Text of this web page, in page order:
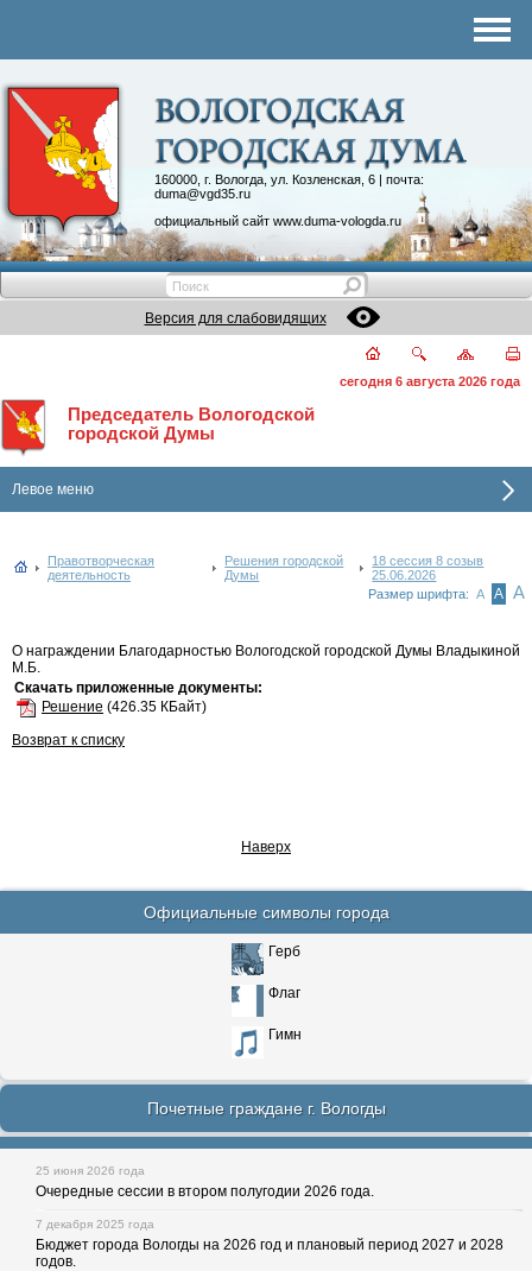
160000, г. Вологда, ул. Козленская, 6 | почта:
duma@vgd35.ru
официальный сайт www.duma-vologda.ru
Контакты
Депутатские объединения
Версия для слабовидящих
сегодня 6 августа 2026 года
Председатель Вологодской
городской Думы
Левое меню
Правотворческая
деятельность
Решения городской
Думы
18 сессия 8 созыв
25.06.2026
Размер шрифта: А А А
О награждении Благодарностью Вологодской городской Думы Владыкиной
М.Б.
Скачать приложенные документы:
Решение (426.35 КБайт)
Возврат к списку
Наверх
Официальные символы города
Герб
Флаг
Гимн
Почетные граждане г. Вологды
25 июня 2026 года
Очередные сессии в втором полугодии 2026 года.
7 декабря 2025 года
Бюджет города Вологды на 2026 год и плановый период 2027 и 2028
годов.